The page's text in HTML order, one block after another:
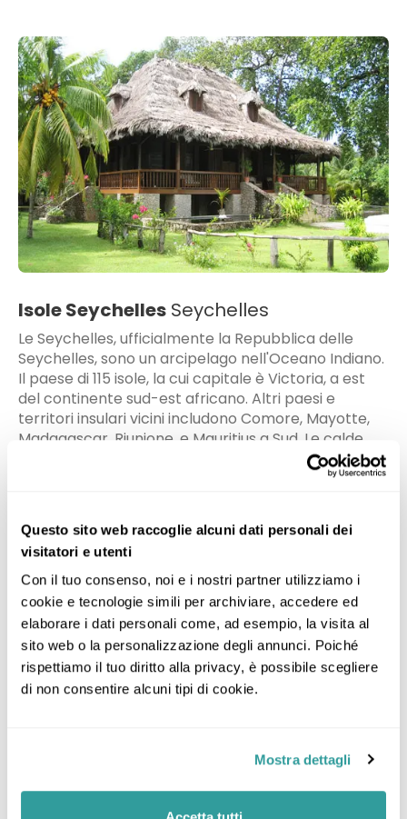
Questo sito web raccoglie alcuni dati personali dei
visitatori e utenti
Con il tuo consenso, noi e i nostri partner utilizziamo i
cookie e tecnologie simili per archiviare, accedere ed
elaborare i dati personali come, ad esempio, la visita al
sito web o la personalizzazione degli annunci. Poiché
rispettiamo il tuo diritto alla privacy, è possibile scegliere
di non consentire alcuni tipi di cookie.
Mostra dettagli
Isole Seychelles Seychelles
Le Seychelles, ufficialmente la Repubblica delle
Seychelles, sono un arcipelago nell'Oceano Indiano.
Il paese di 115 isole, la cui capitale è Victoria, a est
del continente sud-est africano. Altri paesi e
territori insulari vicini includono Comore, Mayotte,
Madagascar, Riunione, e Mauritius a Sud. Le calde
acque dell'Oceano Indiano rendono le Seychelles il
• Spiagge. Molte delle spiagge non sono state
toccate dall'influenza dell'uomo e sono
piacevolmente poco affollate.
• Vallee de Mai è un parco nazionale e sito del
patrimonio mondiale, che ospita una flora e una
fauna sorprendenti, incluso il seme più grande del
mondo: il coco de mer.
• Atollo di Aldabra: il più grande atollo corallino del
• Escursionismo Ci sono diversi percorsi
Mahe e alcuni a Praslin.